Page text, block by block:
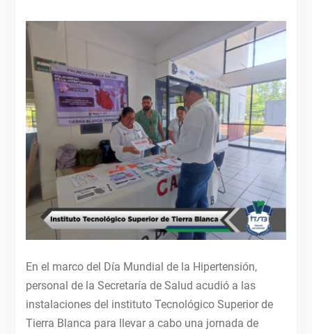
En el marco del Día Mundial de la Hipertensión,
personal de la Secretaría de Salud acudió a las
instalaciones del instituto Tecnológico Superior de
Tierra Blanca para llevar a cabo una jornada de